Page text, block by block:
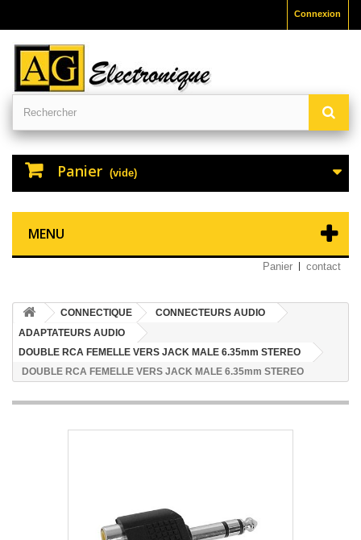
Connexion
Panier (vide)
MENU
Panier contact
CONNECTIQUE
CONNECTEURS AUDIO
ADAPTATEURS AUDIO
DOUBLE RCA FEMELLE VERS JACK MALE 6.35mm STEREO
DOUBLE RCA FEMELLE VERS JACK MALE 6.35mm STEREO